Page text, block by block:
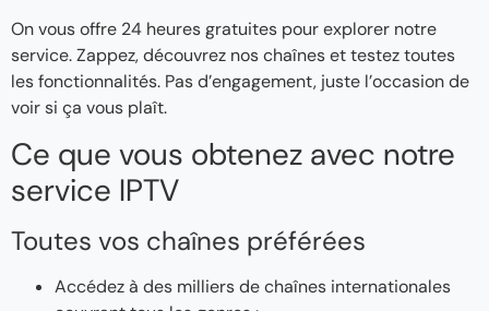
On vous offre 24 heures gratuites pour explorer notre
service. Zappez, découvrez nos chaînes et testez toutes
les fonctionnalités. Pas d’engagement, juste l’occasion de
voir si ça vous plaît.
Ce que vous obtenez avec notre
service IPTV
Toutes vos chaînes préférées
Accédez à des milliers de chaînes internationales